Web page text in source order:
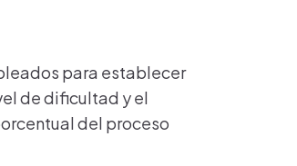
para establecer
de dificultad y el
del proceso